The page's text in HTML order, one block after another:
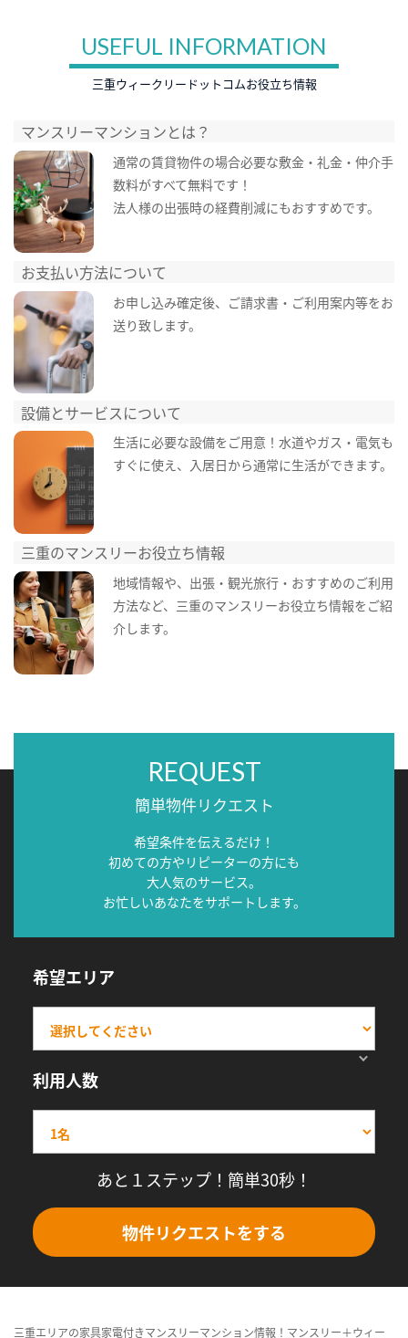
USEFUL INFORMATION
三重ウィークリードットコムお役立ち情報
マンスリーマンションとは？
通常の賃貸物件の場合必要な敷金・礼金・仲介手
数料がすべて無料です！
法人様の出張時の経費削減にもおすすめです。
お支払い方法について
お申し込み確定後、ご請求書・ご利用案内等をお
送り致します。
設備とサービスについて
生活に必要な設備をご用意！水道やガス・電気も
すぐに使え、入居日から通常に生活ができます。
三重のマンスリーお役立ち情報
地域情報や、出張・観光旅行・おすすめのご利用
方法など、三重のマンスリーお役立ち情報をご紹
介します。
REQUEST
簡単物件リクエスト
希望条件を伝えるだけ！
初めての方やリピーターの方にも
大人気のサービス。
お忙しいあなたをサポートします。
希望エリア
利用人数
あと１ステップ！簡単30秒！
物件リクエストをする
三重エリアの家具家電付きマンスリーマンション情報！マンスリー＋ウィー